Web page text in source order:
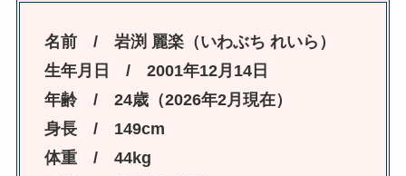
名前 / 岩渕 麗楽（いわぶち れいら）
生年月日 / 2001年12月14日
年齢 / 24歳（2026年2月現在）
身長 / 149cm
体重 / 44kg